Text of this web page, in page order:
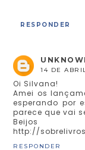
RESPONDER
14 DE
Oi Silvana!
Amei os
esperando por
parece que vai
Beijos
http://
RESPONDER